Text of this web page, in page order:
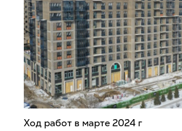
Ход работ в марте 2024 г